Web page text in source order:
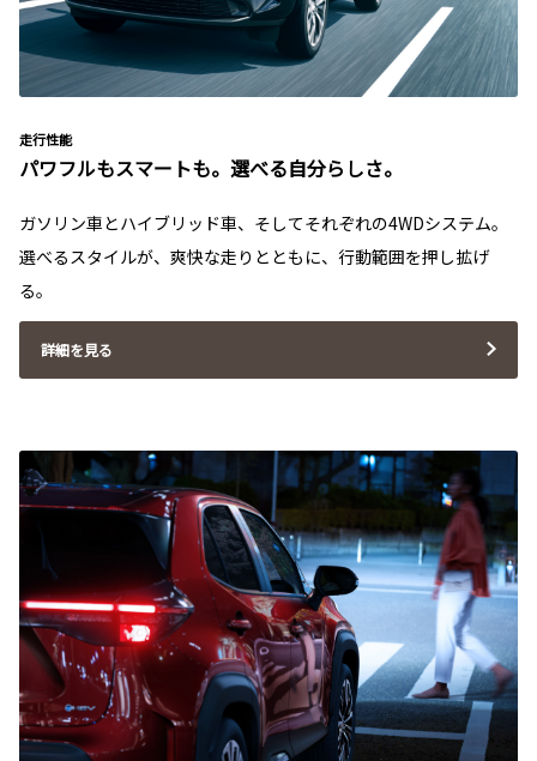
走行性能
パワフルもスマートも。選べる自分らしさ。
ガソリン車とハイブリッド車、そしてそれぞれの4WDシステム。
選べるスタイルが、爽快な走りとともに、行動範囲を押し拡げ
る。
詳細を見る